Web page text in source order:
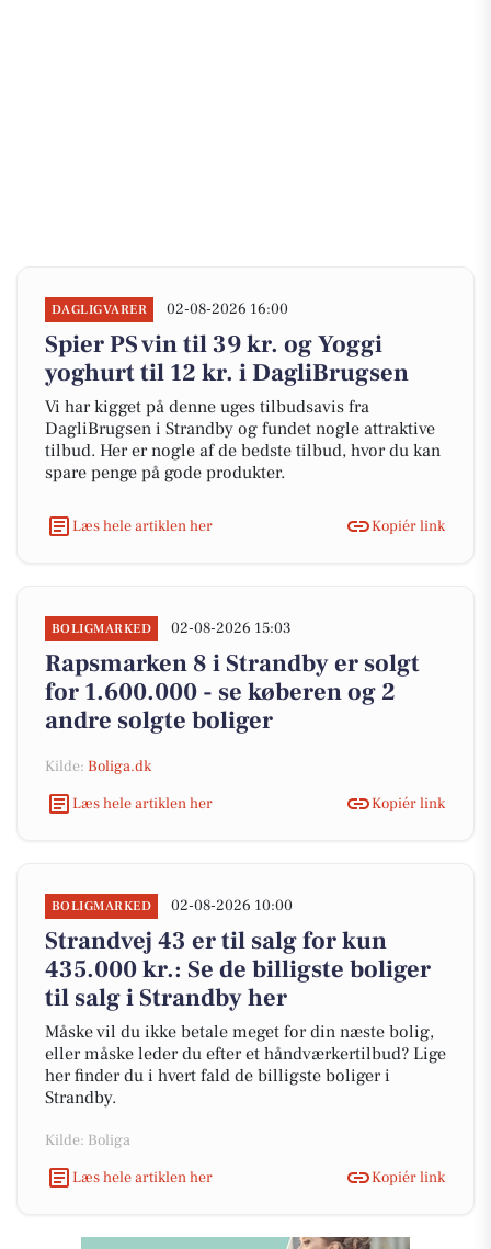
DAGLIGVARER 02-08-2026 16:00
Spier PS vin til 39 kr. og Yoggi
yoghurt til 12 kr. i DagliBrugsen
Vi har kigget på denne uges tilbudsavis fra
DagliBrugsen i Strandby og fundet nogle attraktive
tilbud. Her er nogle af de bedste tilbud, hvor du kan
spare penge på gode produkter.
Læs hele artiklen her Kopiér link
BOLIGMARKED 02-08-2026 15:03
Rapsmarken 8 i Strandby er solgt
for 1.600.000 - se køberen og 2
andre solgte boliger
Kilde: Boliga.dk
Læs hele artiklen her
Kopiér link
BOLIGMARKED 02-08-2026 10:00
Strandvej 43 er til salg for kun
435.000 kr.: Se de billigste boliger
til salg i Strandby her
Måske vil du ikke betale meget for din næste bolig,
eller måske leder du efter et håndværkertilbud? Lige
her finder du i hvert fald de billigste boliger i
Strandby.
Kilde: Boliga
Læs hele artiklen her
Kopiér link